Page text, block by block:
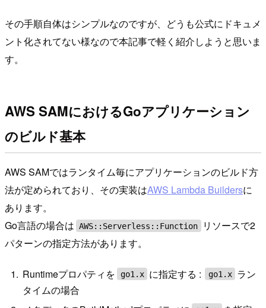
その手順自体はシンプルなのですが、どうも公式にドキュメ
ント化されてない様なので本記事で軽く紹介しようと思いま
す。
AWS SAMにおけるGoアプリケーション
のビルド基本
AWS SAMではランタイム毎にアプリケーションのビルド方
法が定められており、その実装はAWS Lambda Buildersに
あります。
Go言語の場合は AWS::Serverless::Function
リソースで2
パターンの指定方法があります。
Runtimeプロパティを go1.x に指定する : go1.x ラン
タイムの場合